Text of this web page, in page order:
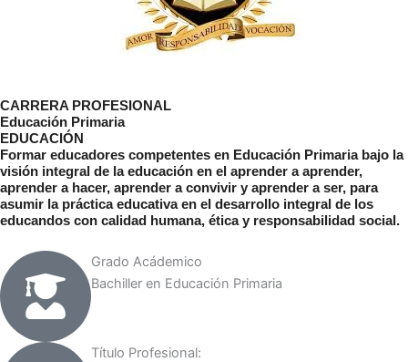
CARRERA PROFESIONAL
Educación Primaria
EDUCACIÓN
Formar educadores competentes en Educación Primaria bajo la
visión integral de la educación en el aprender a aprender,
aprender a hacer, aprender a convivir y aprender a ser, para
asumir la práctica educativa en el desarrollo integral de los
educandos con calidad humana, ética y responsabilidad social.
Grado Acádemico
Bachiller en Educación Primaria
Título Profesional: ​